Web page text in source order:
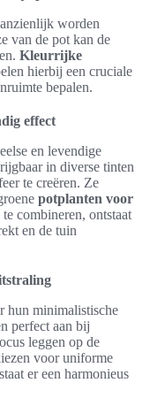
worden
van de pot kan de
Kleurrijke
hierbij een cruciale
bepalen.
effect
en levendige
in diverse tinten
te creëren. Ze
potplanten voor
combineren, ontstaat
en de tuin
hun minimalistische
perfect aan bij
leggen op de
voor uniforme
er een harmonieus